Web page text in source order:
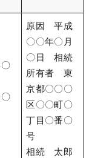
原因 平成
〇〇年〇月
〇日 相続
所有者 東
京都〇〇〇
区〇〇町〇
丁目〇番〇
号
相続 太郎